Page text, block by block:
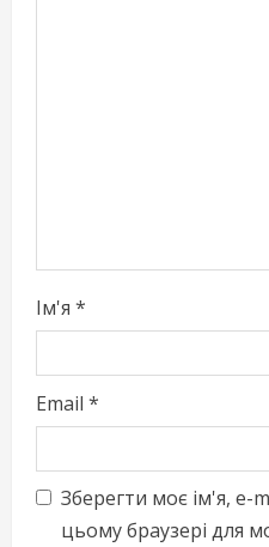
Ім'я *
Email *
Зберегти моє ім'я, e-
цьому браузері для